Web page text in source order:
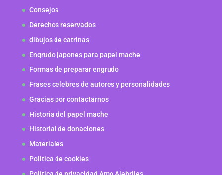
Consejos
Derechos reservados
dibujos de catrinas
Engrudo japones para papel mache
Formas de preparar engrudo
Frases celebres de autores y personalidades
Gracias por contactarnos
Historia del papel mache
Historial de donaciones
Materiales
Politica de cookies